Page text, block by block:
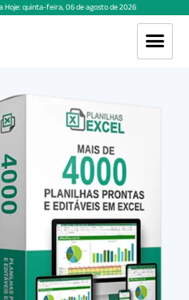
Hoje:quinta-feira,06deagostode2026